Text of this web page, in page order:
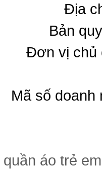
Địa
Bản
Đơn vị chủ
Mã số doanh
quần áo trẻ em